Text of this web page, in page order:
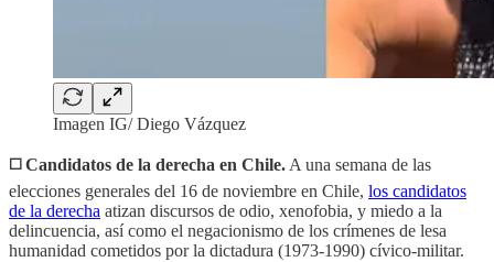
Imagen IG/ Diego Vázquez
◻️ Candidatos de la derecha en Chile.A una semana de las
elecciones generales del 16 de noviembre en Chile, los candidatos
de la derecha atizan discursos de odio, xenofobia, y miedo a la
delincuencia, así como el negacionismo de los crímenes de lesa
humanidad cometidos por la dictadura (1973-1990) cívico-militar.